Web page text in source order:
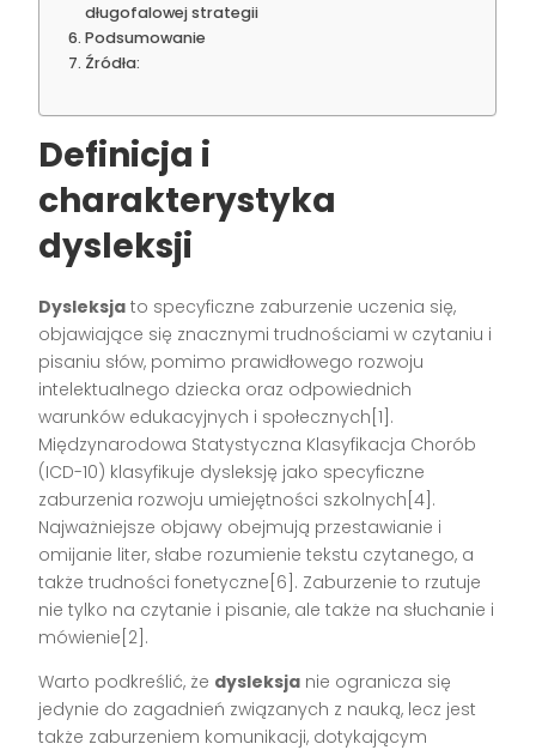
długofalowej strategii
Podsumowanie
Źródła:
Definicja i
charakterystyka
dysleksji
Dysleksja to specyficzne zaburzenie uczenia się,
objawiające się znacznymi trudnościami w czytaniu i
pisaniu słów, pomimo prawidłowego rozwoju
intelektualnego dziecka oraz odpowiednich
warunków edukacyjnych i społecznych[1].
Międzynarodowa Statystyczna Klasyfikacja Chorób
(ICD-10) klasyfikuje dysleksję jako specyficzne
zaburzenia rozwoju umiejętności szkolnych[4].
Najważniejsze objawy obejmują przestawianie i
omijanie liter, słabe rozumienie tekstu czytanego, a
także trudności fonetyczne[6]. Zaburzenie to rzutuje
nie tylko na czytanie i pisanie, ale także na słuchanie i
mówienie[2].
Warto podkreślić, że dysleksja nie ogranicza się
jedynie do zagadnień związanych z nauką, lecz jest
także zaburzeniem komunikacji, dotykającym